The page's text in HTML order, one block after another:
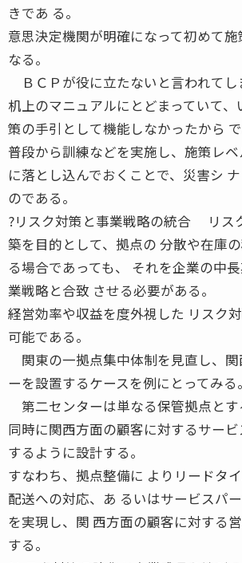
きであ る。
意思決定機関が明確になって初めて
なる。
ＢＣＰが役に立たないと言われてし
机上のマニュアルにとどまっていて
策の手引として機能しなかったから で
普段から訓練などを実施し、施策レ
に落とし込んでおくことで、災害シ
のである。
?リスク対策と事業戦略の統合 リス
築を目的として、拠点の 分散や在庫
る場合であっても、 それを企業の中
業戦略と合致 させる必要がある。
経営効率や収益を度外視した リスク
可能である。
関東の一拠点集中体制を見直し、関
ーを設置するケースを例にとってみる。
第二センターは単なる保管拠点とす
同時に関西方面の顧客に対するサー
するように設計する。
すなわち、拠点整備に よりリードタ
配送への対応、あ るいはサービスパ
を実現し、関 西方面の顧客に対する
する。